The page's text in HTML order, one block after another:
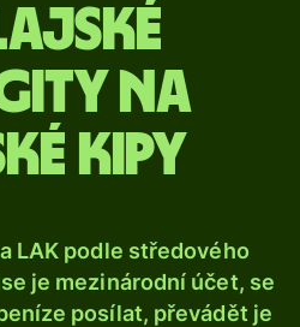
na
kipy
LAK podle středového
je mezinárodní účet, se
posílat, převádět je